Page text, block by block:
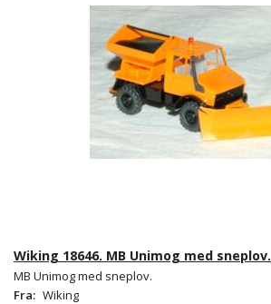
Wiking 18646. MB Unimog med sneplov.
MB Unimog med sneplov.
Fra: Wiking